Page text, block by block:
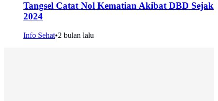
Tangsel Catat Nol Kematian Akibat DBD Sejak
2024
Info Sehat•2 bulan lalu